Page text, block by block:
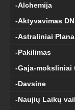
-Alchemija
-Aktyvavimas
-Astraliniai
-Pakilimas
-Gaja-moksliniai
-Davsine
-Naujių Laikų